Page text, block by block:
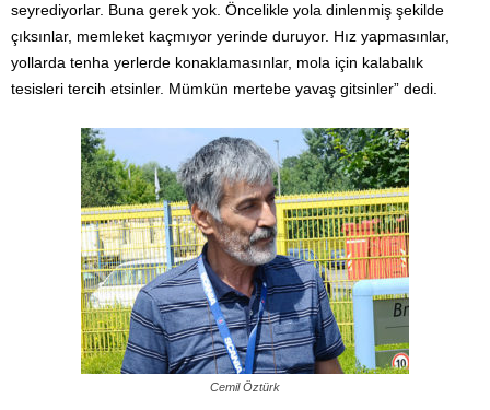
seyrediyorlar. Buna gerek yok. Öncelikle yola dinlenmiş şekilde
çıksınlar, memleket kaçmıyor yerinde duruyor. Hız yapmasınlar,
yollarda tenha yerlerde konaklamasınlar, mola için kalabalık
tesisleri tercih etsinler. Mümkün mertebe yavaş gitsinler” dedi.
Cemil Öztürk